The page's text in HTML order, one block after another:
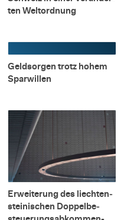
ten Welt­ord­nung
Geld­sor­gen trotz hohem
Spar­wil­len
Er­wei­te­rung des liech­ten­
stei­ni­schen Dop­pel­be­